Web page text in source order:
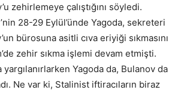
zehirlemeye çalıştığını söyledi.
28-29 Eylül’ünde Yagoda, sekreteri
bürosuna asitli cıva eriyiği sıkmasını
zehir sıkma işlemi devam etmişti.
yargılanırlarken Yagoda da, Bulanov da
Ne var ki, Stalinist iftiracıların biraz